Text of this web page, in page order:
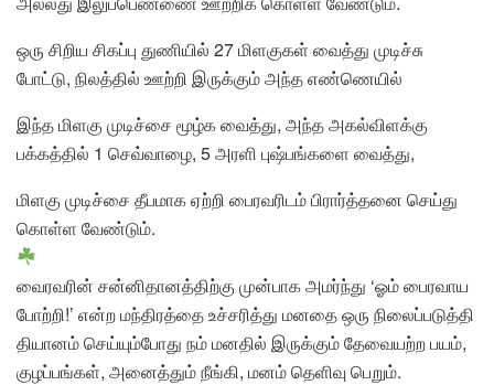
ஒரு சிறிய சிகப்பு துணியில் 27 மிளகுகள் வைத்து முடிச்சு
போட்டு, நிலத்தில் ஊற்றி இருக்கும் அந்த எண்ணெயில்
இந்த மிளகு முடிச்சை மூழ்க வைத்து, அந்த அகல்விளக்கு
பக்கத்தில் 1 செவ்வாழை, 5 அரளி புஷ்பங்களை வைத்து,
மிளகு முடிச்சை தீபமாக ஏற்றி பைரவரிடம் பிரார்த்தனை செய்து
கொள்ள வேண்டும்.
வைரவரின் சன்னிதானத்திற்கு முன்பாக அமர்ந்து ‘ஓம் பைரவாய
போற்றி!’ என்ற மந்திரத்தை உச்சரித்து மனதை ஒரு நிலைப்படுத்தி
தியானம் செய்யும்போது நம் மனதில் இருக்கும் தேவையற்ற பயம்,
குழப்பங்கள், அனைத்தும் நீங்கி, மனம் தெளிவு பெறும்.